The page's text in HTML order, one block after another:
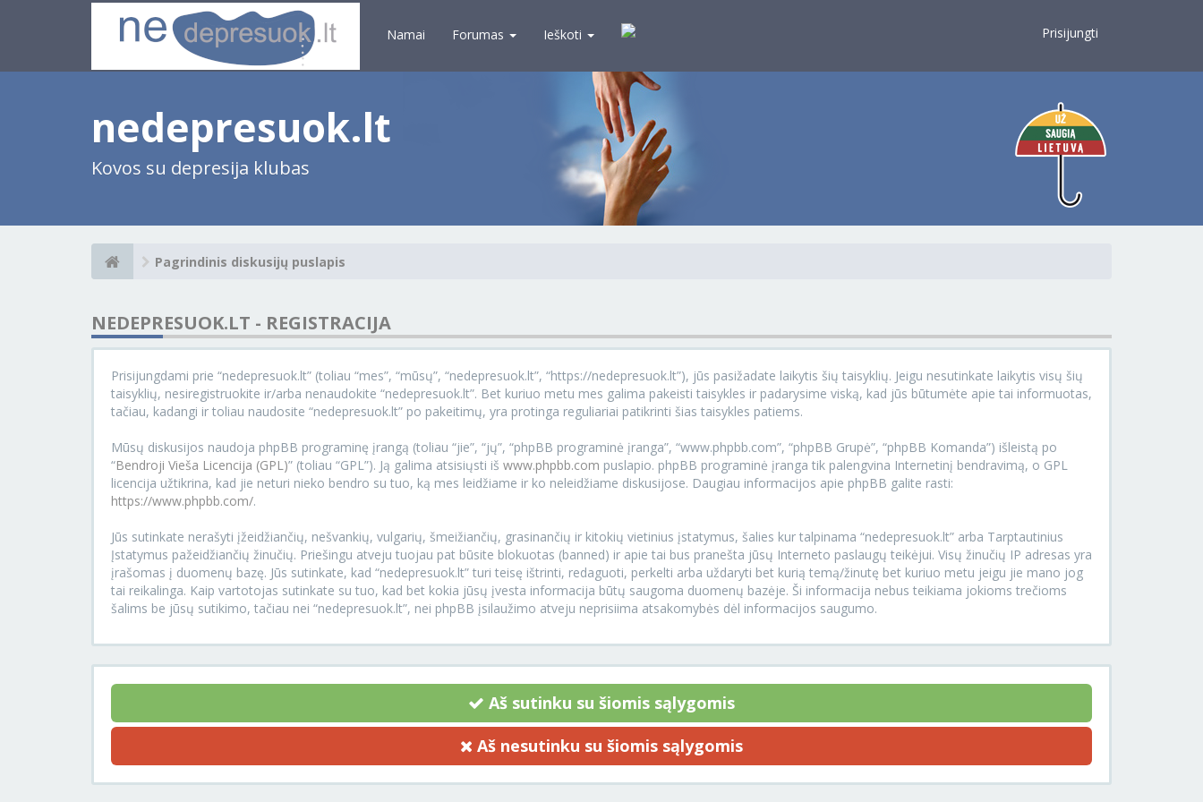
Namai Forumas Ieškoti Prisijungti
nedepresuok.lt
Kovos su depresija klubas
Pagrindinis diskusijų puslapis
NEDEPRESUOK.LT - REGISTRACIJA
Prisijungdami prie “nedepresuok.lt” (toliau “mes”, “mūsų”, “nedepresuok.lt”, “https://nedepresuok.lt”), jūs pasižadate laikytis šių taisyklių. Jeigu nesutinkate laikytis visų šių
taisyklių, nesiregistruokite ir/arba nenaudokite “nedepresuok.lt”. Bet kuriuo metu mes galima pakeisti taisykles ir padarysime viską, kad jūs būtumėte apie tai informuotas,
tačiau, kadangi ir toliau naudosite “nedepresuok.lt” po pakeitimų, yra protinga reguliariai patikrinti šias taisykles patiems.
Mūsų diskusijos naudoja phpBB programinę įrangą (toliau “jie”, “jų”, “phpBB programinė įranga”, “www.phpbb.com”, “phpBB Grupė”, “phpBB Komanda”) išleistą po
“Bendroji Vieša Licencija (GPL)” (toliau “GPL”). Ją galima atsisiųsti iš www.phpbb.com puslapio. phpBB programinė įranga tik palengvina Internetinį bendravimą, o GPL
licencija užtikrina, kad jie neturi nieko bendro su tuo, ką mes leidžiame ir ko neleidžiame diskusijose. Daugiau informacijos apie phpBB galite rasti:
https://www.phpbb.com/.
Jūs sutinkate nerašyti įžeidžiančių, nešvankių, vulgarių, šmeižiančių, grasinančių ir kitokių vietinius įstatymus, šalies kur talpinama “nedepresuok.lt” arba Tarptautinius
Įstatymus pažeidžiančių žinučių. Priešingu atveju tuojau pat būsite blokuotas (banned) ir apie tai bus pranešta jūsų Interneto paslaugų teikėjui. Visų žinučių IP adresas yra
įrašomas į duomenų bazę. Jūs sutinkate, kad “nedepresuok.lt” turi teisę ištrinti, redaguoti, perkelti arba uždaryti bet kurią temą/žinutę bet kuriuo metu jeigu jie mano jog
tai reikalinga. Kaip vartotojas sutinkate su tuo, kad bet kokia jūsų įvesta informacija būtų saugoma duomenų bazėje. Ši informacija nebus teikiama jokioms trečioms
šalims be jūsų sutikimo, tačiau nei “nedepresuok.lt”, nei phpBB įsilaužimo atveju neprisiima atsakomybės dėl informacijos saugumo.
Aš sutinku su šiomis sąlygomis
Aš nesutinku su šiomis sąlygomis